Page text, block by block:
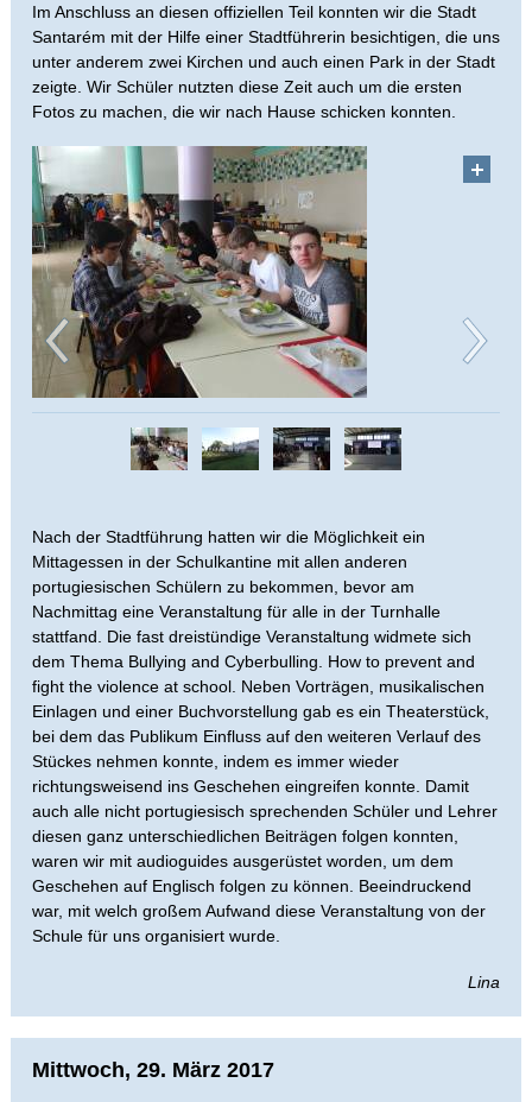
Im Anschluss an diesen offiziellen Teil konnten wir die Stadt
Santarém mit der Hilfe einer Stadtführerin besichtigen, die uns
unter anderem zwei Kirchen und auch einen Park in der Stadt
zeigte. Wir Schüler nutzten diese Zeit auch um die ersten
Fotos zu machen, die wir nach Hause schicken konnten.
Nach der Stadtführung hatten wir die Möglichkeit ein
Mittagessen in der Schulkantine mit allen anderen
portugiesischen Schülern zu bekommen, bevor am
Nachmittag eine Veranstaltung für alle in der Turnhalle
stattfand. Die fast dreistündige Veranstaltung widmete sich
dem Thema Bullying and Cyberbulling. How to prevent and
fight the violence at school. Neben Vorträgen, musikalischen
Einlagen und einer Buchvorstellung gab es ein Theaterstück,
bei dem das Publikum Einfluss auf den weiteren Verlauf des
Stückes nehmen konnte, indem es immer wieder
richtungsweisend ins Geschehen eingreifen konnte. Damit
auch alle nicht portugiesisch sprechenden Schüler und Lehrer
diesen ganz unterschiedlichen Beiträgen folgen konnten,
waren wir mit audioguides ausgerüstet worden, um dem
Geschehen auf Englisch folgen zu können. Beeindruckend
war, mit welch großem Aufwand diese Veranstaltung von der
Schule für uns organisiert wurde.
Lina
Mittwoch, 29. März 2017